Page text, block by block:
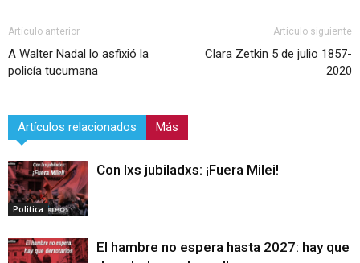
Artículo anterior
A Walter Nadal lo asfixió la
policía tucumana
Artículo siguiente
Clara Zetkin 5 de julio 1857-
2020
Artículos relacionados Más
Politica
Con lxs jubiladxs: ¡Fuera Milei!
El hambre no espera hasta 2027: hay que